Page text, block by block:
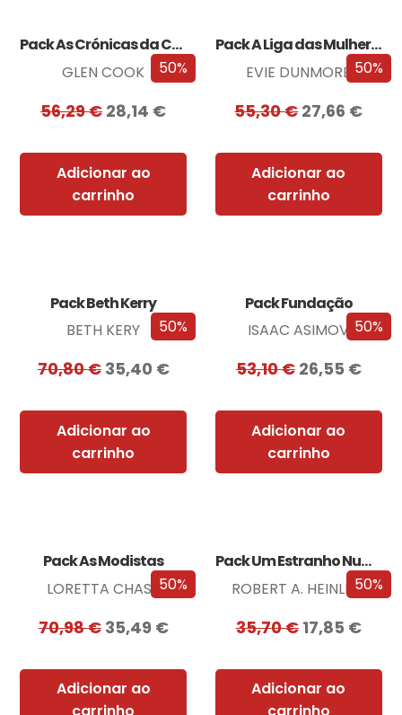
50%
Pack As Crónicas da Companhia Negra
GLEN COOK
56,29€28,14 €
Adicionar ao
carrinho
50%
Pack A Liga das Mulheres Extraordinárias
EVIE DUNMORE
55,30€27,66 €
Adicionar ao
carrinho
50%
Pack Beth Kerry
BETH KERY
70,80€ 35,40 €
Adicionar ao
carrinho
50%
Pack Fundação
ISAAC ASIMOV
53,10€ 26,55 €
Adicionar ao
carrinho
50%
Pack As Modistas
LORETTA CHASE
70,98€ 35,49 €
Adicionar ao
50%
Pack Um Estranho Numa Terra Estranha
ROBERT A. HEINLEIN
35,70€ 17,85 €
Adicionar ao